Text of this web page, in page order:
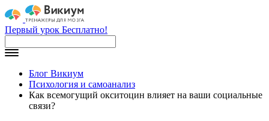
Первый урок Бесплатно!
Блог Викиум
Психология и самоанализ
Как всемогущий окситоцин влияет на ваши социальные
связи?